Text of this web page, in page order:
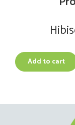
Add to cart